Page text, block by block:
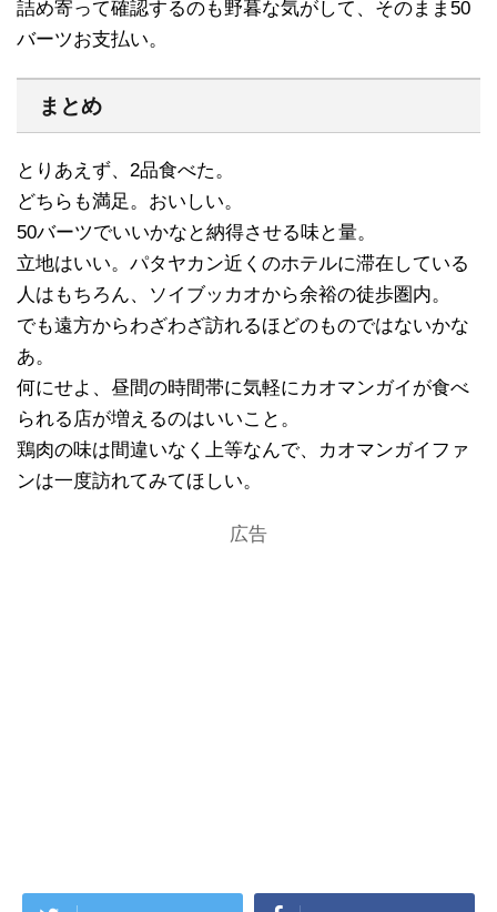
詰め寄って確認するのも野暮な気がして、そのまま50
バーツお支払い。
まとめ
とりあえず、2品食べた。
どちらも満足。おいしい。
50バーツでいいかなと納得させる味と量。
立地はいい。パタヤカン近くのホテルに滞在している
人はもちろん、ソイブッカオから余裕の徒歩圏内。
でも遠方からわざわざ訪れるほどのものではないかな
あ。
何にせよ、昼間の時間帯に気軽にカオマンガイが食べ
られる店が増えるのはいいこと。
鶏肉の味は間違いなく上等なんで、カオマンガイファ
ンは一度訪れてみてほしい。
広告